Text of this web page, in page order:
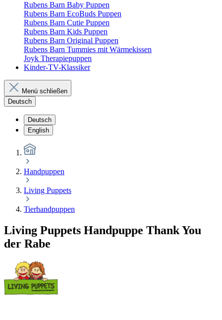
Rubens Barn Baby Puppen
Rubens Barn EcoBuds Puppen
Rubens Barn Cutie Puppen
Rubens Barn Kids Puppen
Rubens Barn Original Puppen
Rubens Barn Tummies mit Wärmekissen
Joyk Therapiepuppen
Kinder-TV-Klassiker
Menü schließen
Deutsch
Deutsch
English
Handpuppen
Living Puppets
Tierhandpuppen
Living Puppets Handpuppe Thank You
der Rabe